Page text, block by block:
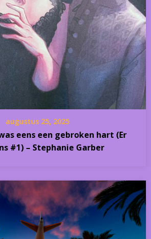
augustus 25, 2025
eens een gebroken hart (Er
#1) – Stephanie Garber